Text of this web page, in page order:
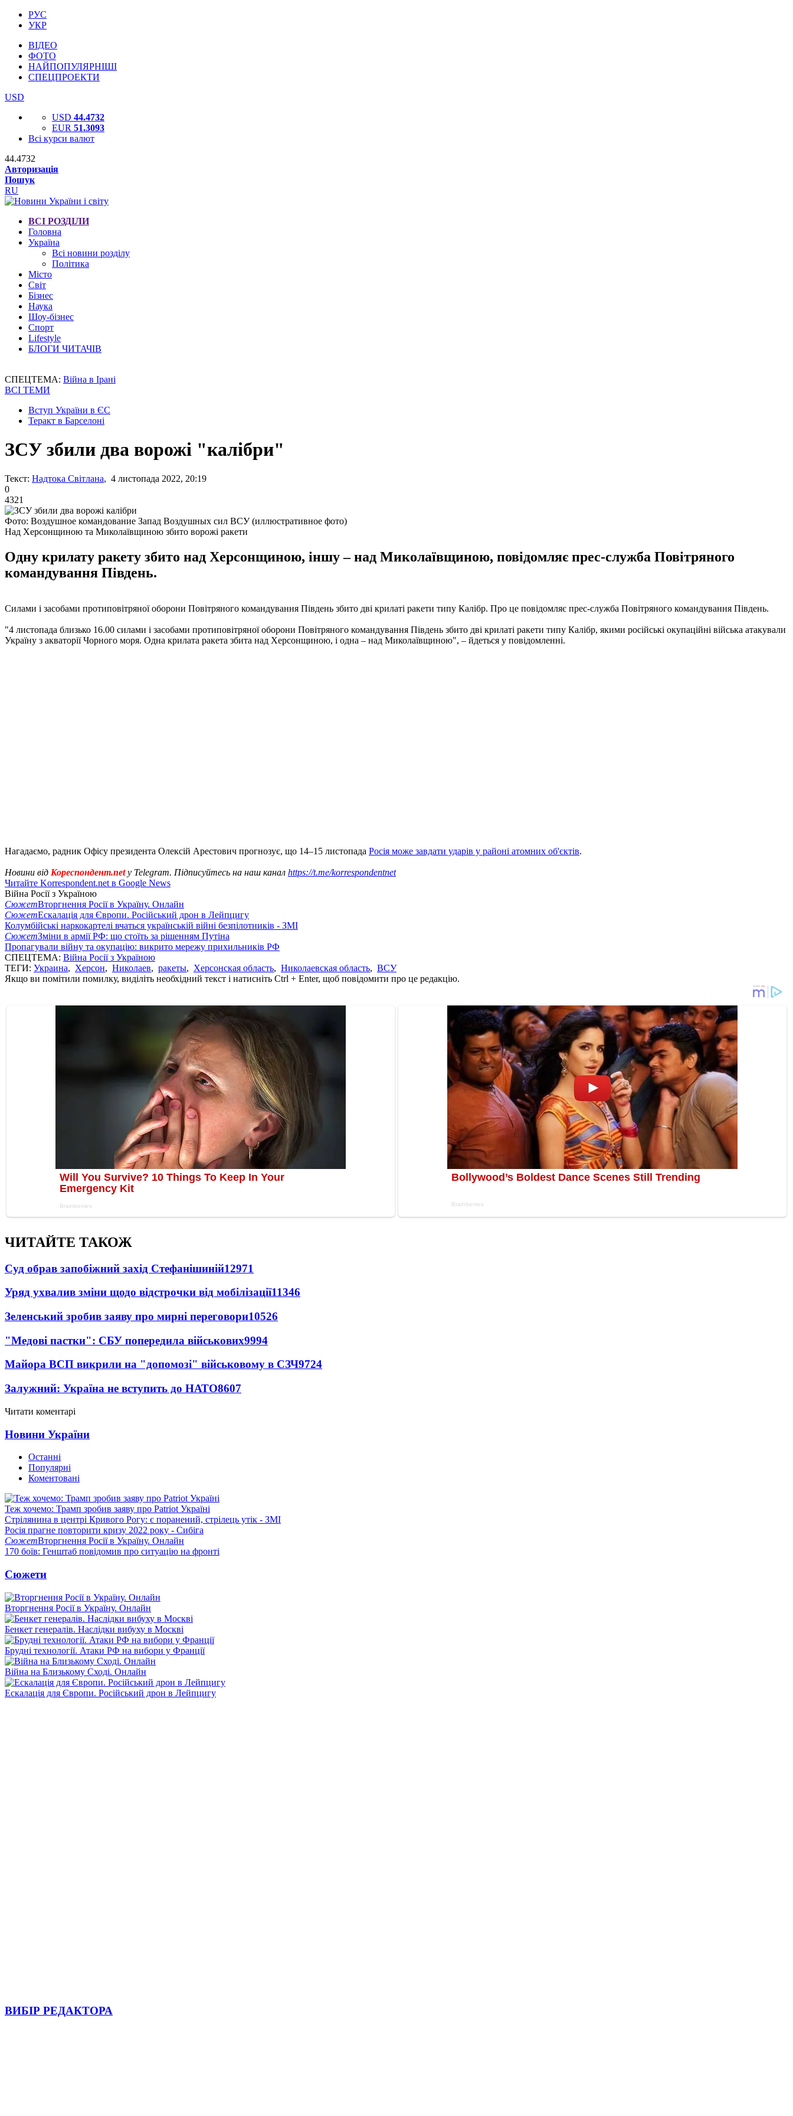
РУС
УКР
ВІДЕО
ФОТО
НАЙПОПУЛЯРНІШІ
СПЕЦПРОЕКТИ
USD
USD 44.4732
EUR 51.3093
Всі курси валют
44.4732
Авторизація
Пошук
RU
ВСІ РОЗДІЛИ
Головна
Україна
Всі новини розділу
Політика
Місто
Світ
Бізнес
Наука
Шоу-бізнес
Спорт
Lifestyle
БЛОГИ ЧИТАЧІВ
СПЕЦТЕМА: Війна в Ірані
ВСІ ТЕМИ
Вступ України в ЄС
Теракт в Барселоні
ЗСУ збили два ворожі "калібри"
Текст: Надтока Світлана, 4 листопада 2022, 20:19
0
4321
Фото: Воздушное командование Запад Воздушных сил ВСУ (иллюстративное фото)
Над Херсонщиною та Миколаївщиною збито ворожі ракети
Одну крилату ракету збито над Херсонщиною, іншу – над Миколаївщиною, повідомляє прес-служба Повітряного
командування Південь.
Силами і засобами протиповітряної оборони Повітряного командування Південь збито дві крилаті ракети типу Калібр. Про це повідомляє прес-служба Повітряного командування Південь.
"4 листопада близько 16.00 силами і засобами протиповітряної оборони Повітряного командування Південь збито дві крилаті ракети типу Калібр, якими російські окупаційні війська атакували
Україну з акваторії Чорного моря. Одна крилата ракета збита над Херсонщиною, і одна – над Миколаївщиною", – йдеться у повідомленні.
Нагадаємо, радник Офісу президента Олексій Арестович прогнозує, що 14–15 листопада Росія може завдати ударів у районі атомних об'єктів.
Новини від Кореспондент.netу Telegram. Підписуйтесь на наш канал https://t.me/korrespondentnet
Читайте Korrespondent.net в Google News
Війна Росії з Україною
СюжетВторгнення Росії в Україну. Онлайн
СюжетЕскалація для Європи. Російський дрон в Лейпцигу
Колумбійські наркокартелі вчаться українській війні безпілотників - ЗМІ
СюжетЗміни в армії РФ: що стоїть за рішенням Путіна
Пропагували війну та окупацію: викрито мережу прихильників РФ
СПЕЦТЕМА: Війна Росії з Україною
ТЕГИ: Украина, Херсон, Николаев, ракеты, Херсонская область, Николаевская область, ВСУ
Якщо ви помітили помилку, виділіть необхідний текст і натисніть Ctrl + Enter, щоб повідомити про це редакцію.
ЧИТАЙТЕ ТАКОЖ
Суд обрав запобіжний захід Стефанішиній12971
Уряд ухвалив зміни щодо відстрочки від мобілізації11346
Зеленський зробив заяву про мирні переговори10526
"Медові пастки": СБУ попередила військових9994
Майора ВСП викрили на "допомозі" військовому в СЗЧ9724
Залужний: Україна не вступить до НАТО8607
Читати коментарі
Новини України
Останні
Популярні
Коментовані
Теж хочемо: Трамп зробив заяву про Patriot Україні
Стрілянина в центрі Кривого Рогу: є поранений, стрілець утік - ЗМІ
Росія прагне повторити кризу 2022 року - Сибіга
СюжетВторгнення Росії в Україну. Онлайн
170 боїв: Генштаб повідомив про ситуацію на фронті
Сюжети
Вторгнення Росії в Україну. Онлайн
Бенкет генералів. Наслідки вибуху в Москві
Брудні технології. Атаки РФ на вибори у Франції
Війна на Близькому Сході. Онлайн
Ескалація для Європи. Російський дрон в Лейпцигу
ВИБІР РЕДАКТОРА